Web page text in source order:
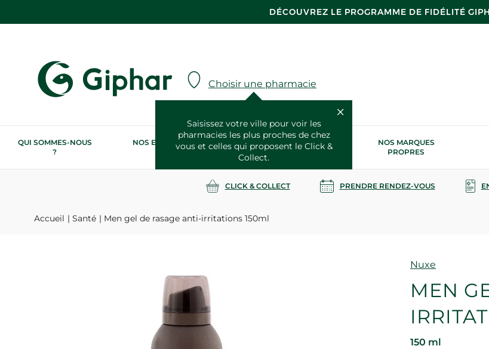
DÉCOUVREZ LE PROGRAMME DE FIDÉLITÉ
Choisir une pharmacie
Saisissez votre ville pour voir les
pharmacies les plus proches de chez
vous et celles qui proposent le Click &
Collect.
QUI SOMMES-NOUS
?
NOS ENGAGEMENTS
RSE
NOS SERVICES
SANTÉ
NOS MARQUES
PROPRES
CLICK & COLLECT PRENDRE RENDEZ-VOUS
Accueil Santé Men gel de rasage anti-irritations 150ml
Marque
Nuxe
MEN
150 ml